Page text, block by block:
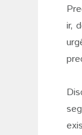
ir,